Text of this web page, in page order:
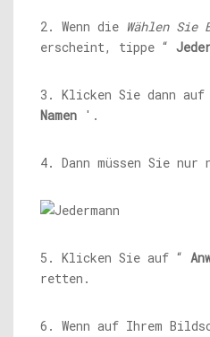
2. Wenn die Wählen Sie
erscheint, tippe “
3. Klicken Sie dann auf
Namen '.
4. Dann müssen Sie nur
5. Klicken Sie auf “
retten.
6. Wenn auf Ihrem